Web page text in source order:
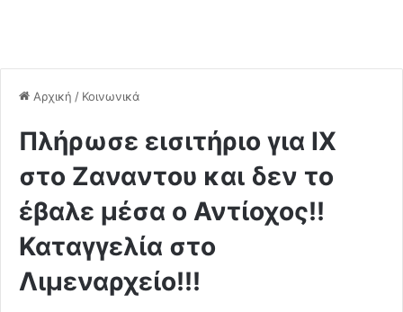
Αρχική / Κοινωνικά
Πλήρωσε εισιτήριο για ΙΧ
στο Ζαναντου και δεν το
έβαλε μέσα ο Αντίοχος!!
Καταγγελία στο
Λιμεναρχείο!!!